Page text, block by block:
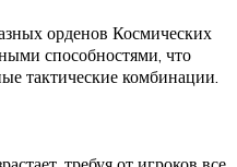
орденов Космических
способностями, что
тактические комбинации.